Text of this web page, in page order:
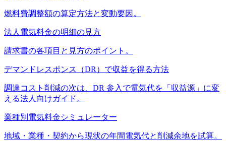
燃料費調整額の算定方法と変動要因。
法人電気料金の明細の見方
請求書の各項目と見方のポイント。
デマンドレスポンス（DR）で収益を得る方法
調達コスト削減の次は、DR 参入で電気代を「収益源」に変
える法人向けガイド。
業種別電気料金シミュレーター
地域・業種・契約から現状の年間電気代と削減余地を試算。